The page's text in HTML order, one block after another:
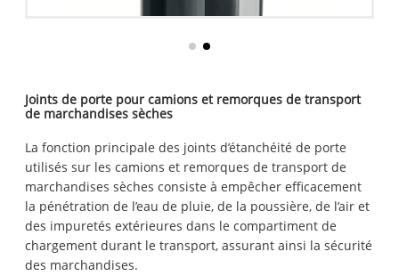
Joints de porte pour camions et remorques de transport
de marchandises sèches
La fonction principale des joints d’étanchéité de porte
utilisés sur les camions et remorques de transport de
marchandises sèches consiste à empêcher efficacement
la pénétration de l’eau de pluie, de la poussière, de l’air et
des impuretés extérieures dans le compartiment de
chargement durant le transport, assurant ainsi la sécurité
des marchandises.